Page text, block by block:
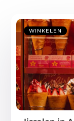
WINKELEN